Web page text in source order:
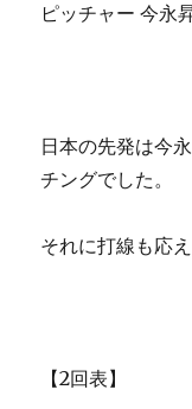
ピッチャー 今永
日本の先発は今
チングでした。
それに打線も応え
【2回表】